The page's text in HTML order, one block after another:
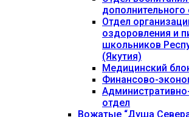
дополнительного
Отдел
оздоровления и
школьников
(Якутия)
Медицинский
Финансово-
отдел
Вожатые “Душа